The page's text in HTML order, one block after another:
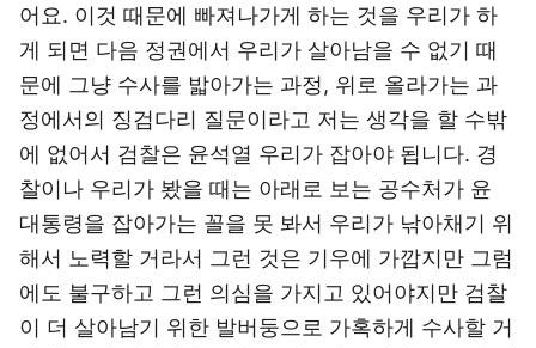
어요. 이것 때문에 빠져나가게 하는 것을 우리가 하
게 되면 다음 정권에서 우리가 살아남을 수 없기 때
문에 그냥 수사를 밟아가는 과정, 위로 올라가는 과
정에서의 징검다리 질문이라고 저는 생각을 할 수밖
에 없어서 검찰은 윤석열 우리가 잡아야 됩니다. 경
찰이나 우리가 봤을 때는 아래로 보는 공수처가 윤
대통령을 잡아가는 꼴을 못 봐서 우리가 낚아채기 위
해서 노력할 거라서 그런 것은 기우에 가깝지만 그럼
에도 불구하고 그런 의심을 가지고 있어야지만 검찰
이 더 살아남기 위한 발버둥으로 가혹하게 수사할 거